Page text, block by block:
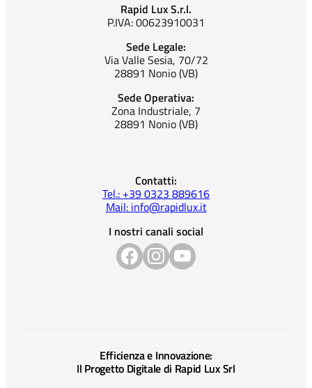
Rapid Lux S.r.l.
P.IVA: 00623910031
Sede Legale:
Via Valle Sesia, 70/72
28891 Nonio (VB)
Sede Operativa:
Zona Industriale, 7
28891 Nonio (VB)
Contatti:
Tel.: +39 0323 889616
Mail: info@rapidlux.it
I nostri canali social
Efficienza e Innovazione:
Il Progetto Digitale di Rapid Lux Srl